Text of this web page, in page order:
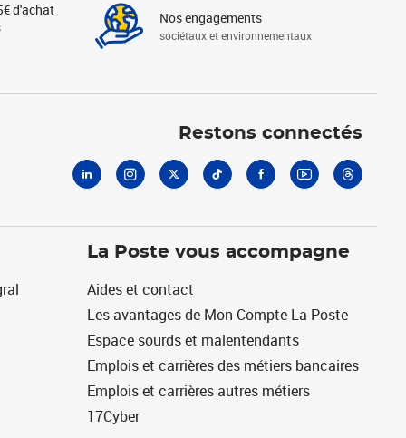
d'achat Nos engagements
sociétaux et environnementaux
Restons connectés
La Poste vous accompagne
Aides et contact
Les avantages de Mon Compte La Poste
Espace sourds et malentendants
Emplois et carrières des métiers bancaires
Emplois et carrières autres métiers
17Cyber